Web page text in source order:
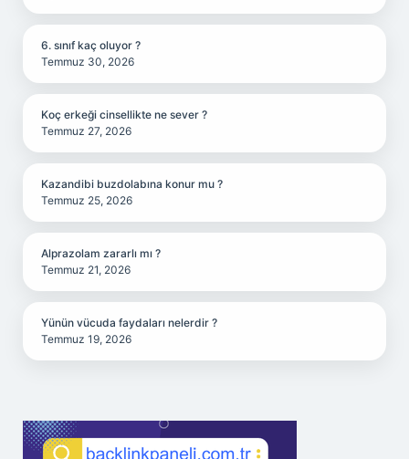
6. sınıf kaç oluyor ?
Temmuz 30, 2026
Koç erkeği cinsellikte ne sever ?
Temmuz 27, 2026
Kazandibi buzdolabına konur mu ?
Temmuz 25, 2026
Alprazolam zararlı mı ?
Temmuz 21, 2026
Yünün vücuda faydaları nelerdir ?
Temmuz 19, 2026